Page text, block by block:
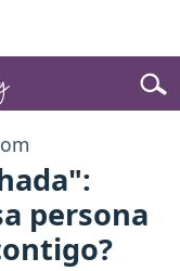
persona